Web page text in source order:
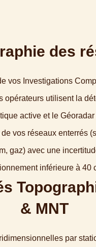
des
vos Investigations
opérateurs utilisent la
active et le
vos réseaux enterrés
gaz) avec une
inférieure à 40
& MNT
par